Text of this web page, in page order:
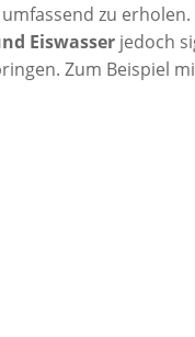
zu erholen.
Eiswasser jedoch
Zum Beispiel